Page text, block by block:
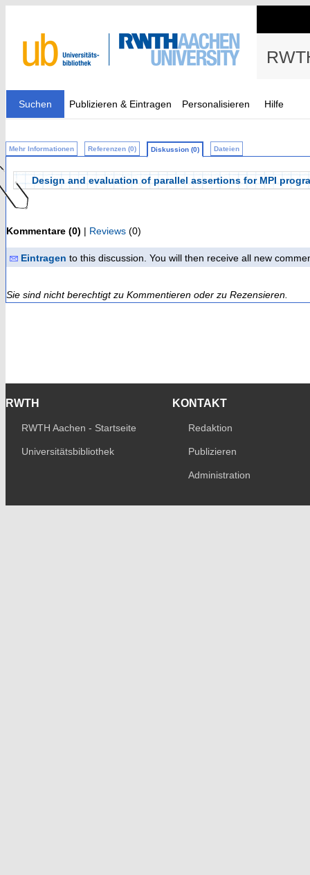
Suchen Publizieren & Eintragen Personalisieren Hilfe
Mehr Informationen Referenzen (0) Diskussion (0) Dateien
Design and evaluation of parallel assertions for MPI
Kommentare (0) | Reviews (0)
Eintragen to this discussion. You will then receive all new
Sie sind nicht berechtigt zu Kommentieren oder zu Rezensieren.
RWTH
RWTH Aachen - Startseite
Universitätsbibliothek
KONTAKT
Redaktion
Publizieren
Administration